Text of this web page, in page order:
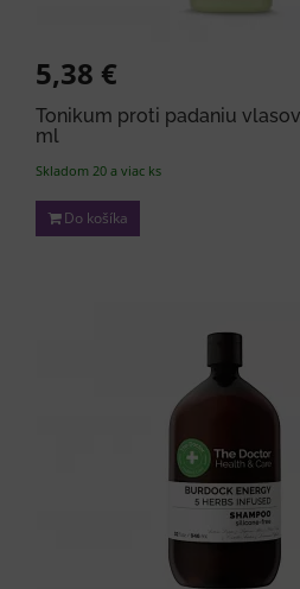
5,38 €
Tonikum proti padaniu
ml
Skladom 20 a viac ks
Do košíka